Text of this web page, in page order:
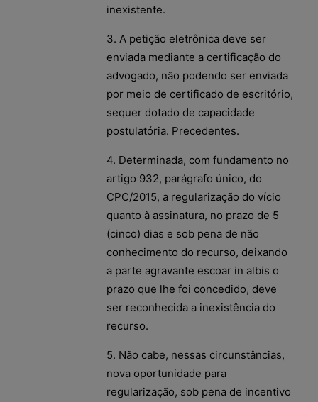
inexistente.
3. A petição eletrônica deve ser
enviada mediante a certificação do
advogado, não podendo ser enviada
por meio de certificado de escritório,
sequer dotado de capacidade
postulatória. Precedentes.
4. Determinada, com fundamento no
artigo 932, parágrafo único, do
CPC/2015, a regularização do vício
quanto à assinatura, no prazo de 5
(cinco) dias e sob pena de não
conhecimento do recurso, deixando
a parte agravante escoar in albis o
prazo que lhe foi concedido, deve
ser reconhecida a inexistência do
recurso.
5. Não cabe, nessas circunstâncias,
nova oportunidade para
regularização, sob pena de incentivo